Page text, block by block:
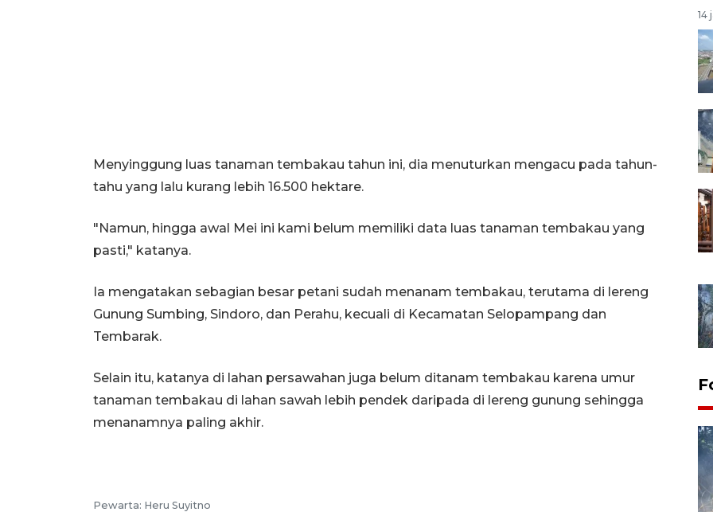
Menyinggung luas tanaman tembakau tahun ini, dia menuturkan mengacu pada tahun-
tahu yang lalu kurang lebih 16.500 hektare.
"Namun, hingga awal Mei ini kami belum memiliki data luas tanaman tembakau yang
pasti," katanya.
Ia mengatakan sebagian besar petani sudah menanam tembakau, terutama di lereng
Gunung Sumbing, Sindoro, dan Perahu, kecuali di Kecamatan Selopampang dan
Tembarak.
Selain itu, katanya di lahan persawahan juga belum ditanam tembakau karena umur
tanaman tembakau di lahan sawah lebih pendek daripada di lereng gunung sehingga
menanamnya paling akhir.
Pewarta: Heru Suyitno
14